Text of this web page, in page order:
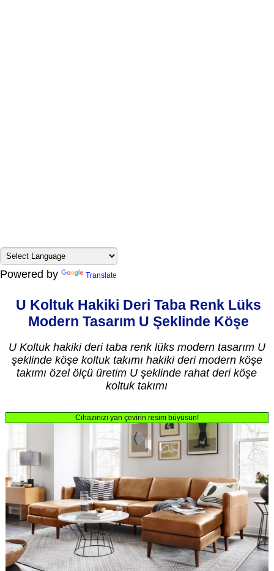
Powered by Translate
U Koltuk Hakiki Deri Taba Renk Lüks
Modern Tasarım U Şeklinde Köşe
U Koltuk hakiki deri taba renk lüks modern tasarım U
şeklinde köşe koltuk takımı hakiki deri modern köşe
takımı özel ölçü üretim U şeklinde rahat deri köşe
koltuk takımı
Cihazınızı yan çevirin resim büyüsün!